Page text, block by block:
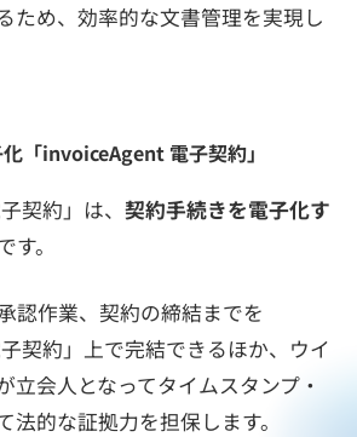
ため、効率的な文書管理を実現し
「invoiceAgent 電子契約」
契約」は、 契約手続きを電子化す
す。
認作業、契約の締結までを
契約」上で完結できるほか、ウイ
立会人となってタイムスタンプ・
法的な証拠力を担保します。